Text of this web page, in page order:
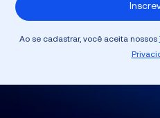
Ao se cadastrar, você aceita nossos